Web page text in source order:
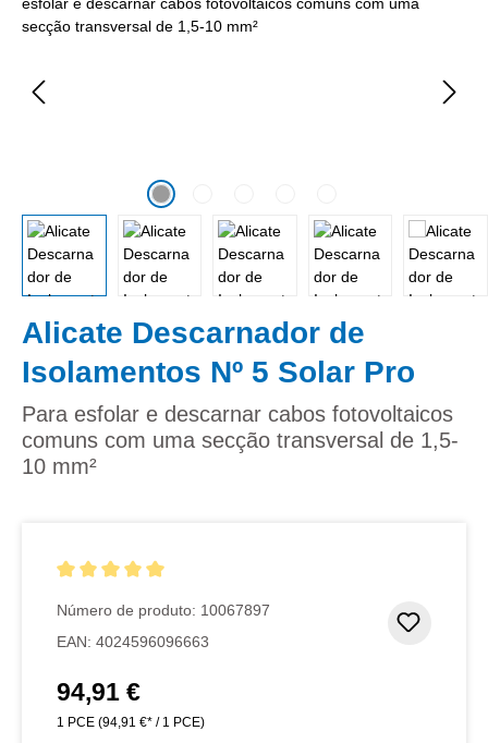
Alicate Descarnador de
Isolamentos Nº 5 Solar Pro
Para esfolar e descarnar cabos fotovoltaicos
comuns com uma secção transversal de 1,5-
10 mm²
Número de produto: 10067897
EAN: 4024596096663
Preço normal:
94,91 €
1 PCE (94,91 €* / 1 PCE)